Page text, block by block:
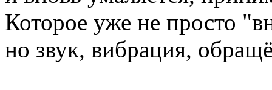
Которое уже не просто
но звук, вибрация,